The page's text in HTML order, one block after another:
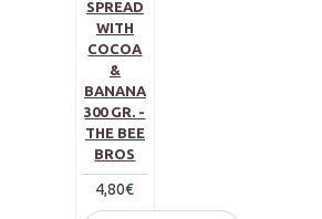
SPREAD
WITH
COCOA
&
BANANA
300 GR. -
THE BEE
BROS
4,80€